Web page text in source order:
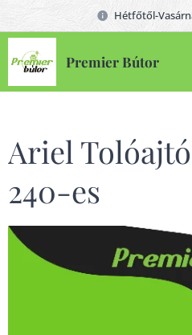
Hétfőtől-
Premier Bútor
Ariel
240-es